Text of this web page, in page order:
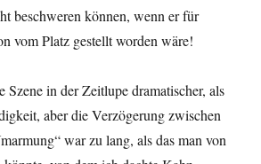
beschweren können, wenn er für
vom Platz gestellt worden wäre!
Szene in der Zeitlupe dramatischer, als
aber die Verzögerung zwischen
war zu lang, als das man von